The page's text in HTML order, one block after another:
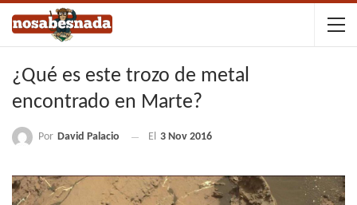
¿Qué es este trozo de metal
encontrado en Marte?
Por David Palacio El 3 Nov 2016